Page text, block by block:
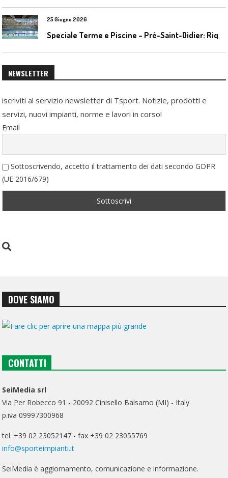
25 Giugno 2026
NEWSLETTER
iscriviti al servizio newsletter di Tsport. Notizie, prodotti e
servizi, nuovi impianti, norme e lavori in corso!
Email
Sottoscrivendo, accetto il trattamento dei dati secondo GDPR
(UE 2016/679)
DOVE SIAMO
CONTATTI
SeiMedia srl
Via Per Robecco 91 - 20092 Cinisello Balsamo (MI) - Italy
p.iva 09997300968
tel. +39 02 23052147 - fax +39 02 23055769
info@sporteimpianti.it
SeiMedia è aggiornamento, comunicazione e informazione.